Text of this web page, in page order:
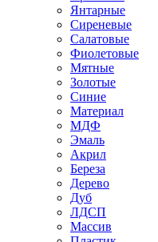
Янтарные
Сиреневые
Салатовые
Фиолетовые
Мятные
Золотые
Синие
Материал
МДФ
Эмаль
Акрил
Береза
Дерево
Дуб
ЛДСП
Массив